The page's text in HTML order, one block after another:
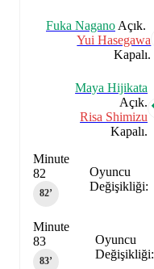
Fuka Nagano Açık.
Yui Hasegawa
Kapalı.
Maya Hijikata
Açık.
Risa Shimizu
Kapalı.
Oyuncu
Değişikliği:
Minute
82
82‎’‎
Oyuncu
Değişikliği:
Minute
83
83‎’‎